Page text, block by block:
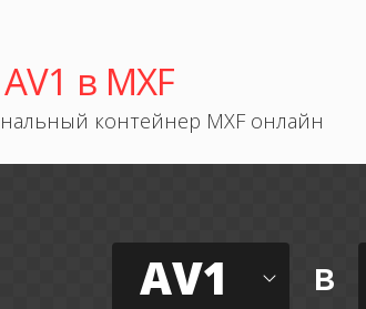
в MXF
контейнер MXF онлайн
AV1 в